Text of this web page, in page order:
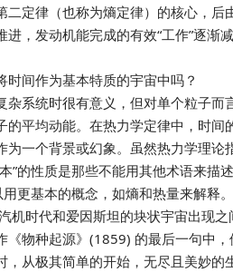
二定律（也称为熵定律）的核心，
，发动机能完成的有效“工作”逐渐
间作为基本特质的宇宙中吗？
杂系统时很有意义，但对单个粒子而
的平均动能。在热力学定律中，时
为一个背景或幻象。虽然热力学理
”的性质是那些不能用其他术语来描
更基本的概念，如熵和热量来解释。
机时代和爱因斯坦的块状宇宙出现
《物种起源》(1859) 的最后一句中
从极其简单的开始，无尽且美妙的